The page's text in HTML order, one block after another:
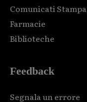
Comunicati Stampa
Farmacie
Biblioteche
Feedback
Segnala un errore